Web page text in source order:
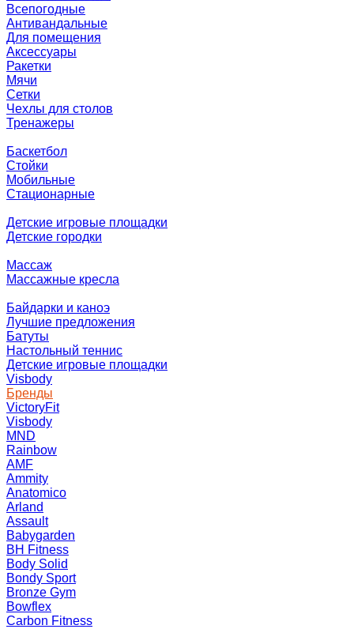
Всепогодные
Антивандальные
Для помещения
Аксессуары
Ракетки
Мячи
Сетки
Чехлы для столов
Тренажеры
Баскетбол
Стойки
Мобильные
Стационарные
Детские игровые площадки
Детские городки
Массаж
Массажные кресла
Байдарки и каноэ
Лучшие предложения
Батуты
Настольный теннис
Детские игровые площадки
Visbody
Бренды
VictoryFit
Visbody
MND
Rainbow
AMF
Ammity
Anatomico
Arland
Assault
Babygarden
BH Fitness
Body Solid
Bondy Sport
Bronze Gym
Bowflex
Carbon Fitness